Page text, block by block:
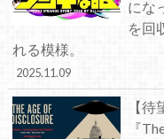
にな
を回
れる模様。
2025.11.09
【
『